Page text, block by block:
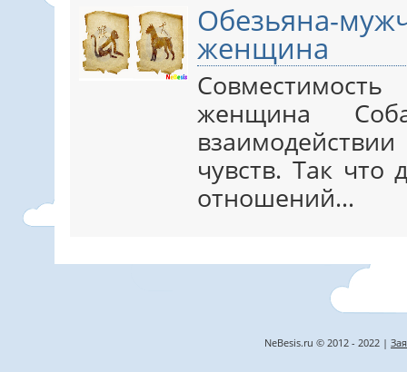
Обезьяна-
женщина
женщина
чувств. Так что
отношений…
NeBesis.ru © 2012 - 2022 |